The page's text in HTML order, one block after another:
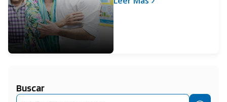
Buscar
Buscar